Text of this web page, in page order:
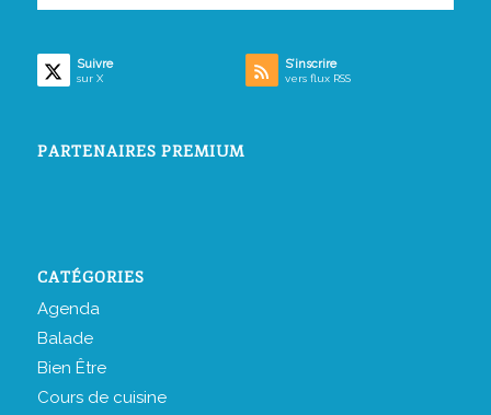
Suivre
sur X
S’inscrire
vers flux RSS
PARTENAIRES PREMIUM
CATÉGORIES
Agenda
Balade
Bien Être
Cours de cuisine